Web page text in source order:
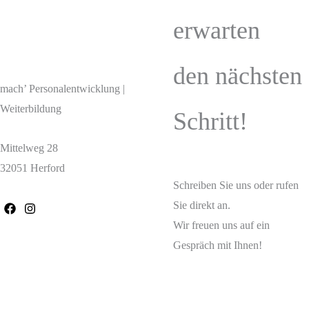
mach’ Personalentwicklung |
Weiterbildung
Mittelweg 28
32051 Herford
erwarten
den nächsten
Schritt!
Schreiben Sie uns oder rufen
Sie direkt an.
Wir freuen uns auf ein
Gespräch mit Ihnen!